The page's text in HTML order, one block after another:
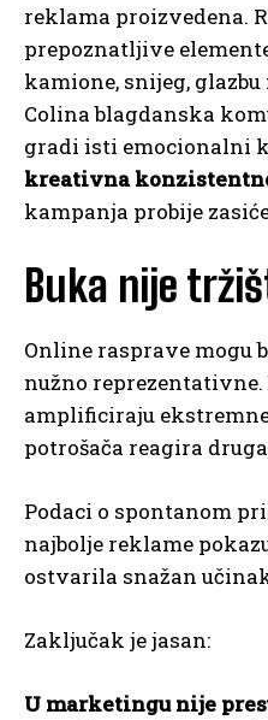
reklama proizvedena.
prepoznatljive
kamione, snijeg,
Colina blagdanska
gradi isti emocionalni
kreativna
kampanja probije
Buka nije
Online rasprave mogu
nužno reprezentativne.
amplificiraju
potrošača reagira
Podaci o spontanom
najbolje reklame
ostvarila snažan
Zaključak je jasan:
U marketingu nije